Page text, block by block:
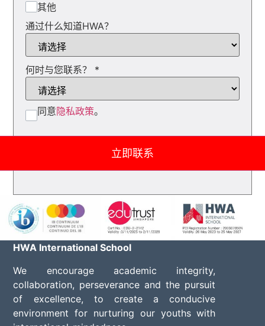
其他
通过什么知道HWA？
何时与您联系？ *
同意隐私政策。
立即联系
HWA International School
We encourage academic integrity,
collaboration, perseverance and the pursuit
of excellence, to create a conducive
environment for nurturing our youths with